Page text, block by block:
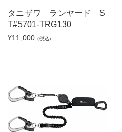
タニザワ ランヤード S
T#5701-TRG130
¥11,000 (税込)